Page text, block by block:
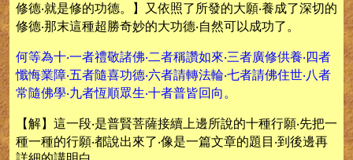
修德‧就是修的功德。】又依照了所發的大願‧養成了深切的
修德‧那末這種超勝奇妙的大功德‧自然可以成功了。
何等為十‧一者禮敬諸佛‧二者稱讚如來‧三者廣修供養‧四者
懺悔業障‧五者隨喜功德‧六者請轉法輪‧七者請佛住世‧八者
常隨佛學‧九者恆順眾生‧十者普皆回向。
【解】這一段‧是普賢菩薩接續上邊所說的十種行願‧先把一
種一種的行願‧都說出來了‧像是一篇文章的題目‧到後邊再